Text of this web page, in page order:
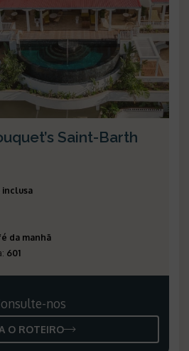
Saint-Barth
inclusa
da manhã
: 601
nos
O ROTEIRO